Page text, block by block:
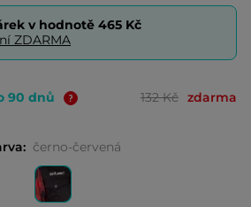
v hodnotě 465 Kč
ZDARMA
90 dnů 132 Kč zdarma
černo-červená